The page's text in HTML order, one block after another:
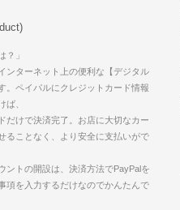
？」
ンターネット上の便利な【デジタル
。ペイパルにクレジットカード情報
ば、
だけで決済完了。お店に大切なカー
ることなく、より安全に支払いがで
ントの開設は、決済方法でPayPalを
項を入力するだけなのでかんたんで